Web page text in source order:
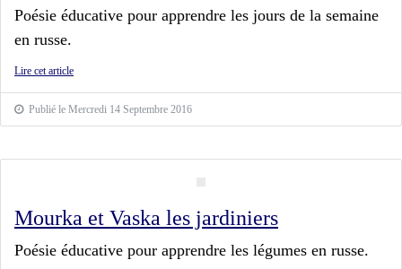
Poésie éducative pour apprendre les jours de la semaine
en russe.
Lire cet article
Publié le Mercredi 14 Septembre 2016
Mourka et Vaska les jardiniers
Poésie éducative pour apprendre les légumes en russe.